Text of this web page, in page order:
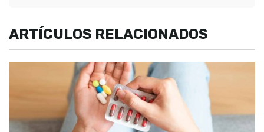
ARTÍCULOS RELACIONADOS